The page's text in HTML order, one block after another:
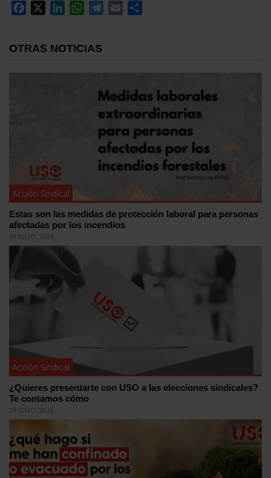
Facebook
LinkedInWhatsApp
Telegram
Email
OTRAS NOTICIAS
Acción Sindical
Estas son las medidas de protección laboral para personas
afectadas por los incendios
30 JULIO, 2026
Acción Sindical
¿Quieres presentarte con USO a las elecciones sindicales?
Te contamos cómo
29 JULIO, 2026